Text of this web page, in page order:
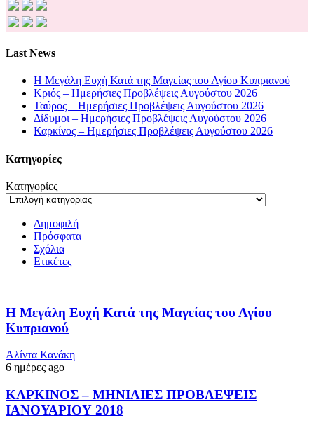
Last News
Η Μεγάλη Ευχή Κατά της Μαγείας του Αγίου Κυπριανού
Κριός – Ημερήσιες Προβλέψεις Αυγούστου 2026
Ταύρος – Ημερήσιες Προβλέψεις Αυγούστου 2026
Δίδυμοι – Ημερήσιες Προβλέψεις Αυγούστου 2026
Καρκίνος – Ημερήσιες Προβλέψεις Αυγούστου 2026
Kατηγορίες
Kατηγορίες
Δημοφιλή
Πρόσφατα
Σχόλια
Ετικέτες
Η Μεγάλη Ευχή Κατά της Μαγείας του Αγίου
Κυπριανού
Αλίντα Κανάκη
6 ημέρες ago
ΚΑΡΚΙΝΟΣ – ΜΗΝΙΑΙΕΣ ΠΡΟΒΛΕΨΕΙΣ
ΙΑΝΟΥΑΡΙΟΥ 2018